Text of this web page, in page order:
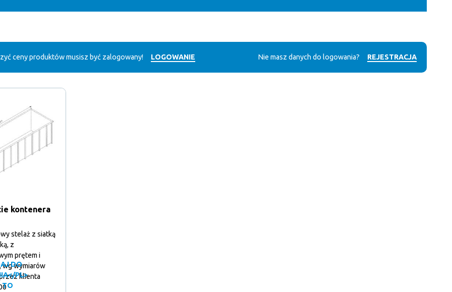
ceny produktów musisz być zalogowany! LOGOWANIE Nie masz danych do logowania? REJESTRACJA
kontenera
stelaż z siatką
z
prętem i
wg wymiarów
klienta
DO
PL>
TO